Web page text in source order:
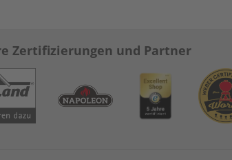
Zertifizierungen und Partner